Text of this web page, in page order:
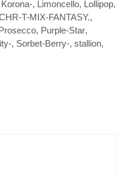
Korona-, Limoncello, Lollipop,
T-MIX-FANTASY.,
, Purple-Star,
, Sorbet-Berry-, stallion,